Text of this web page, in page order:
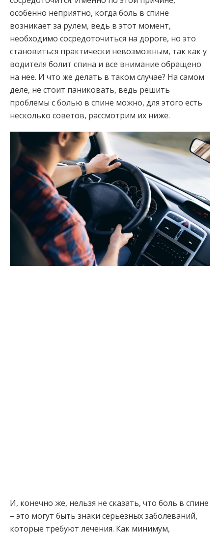
особенно неприятно, когда боль в спине
возникает за рулем, ведь в этот момент,
необходимо сосредоточиться на дороге, но это
становиться практически невозможным, так как у
водителя болит спина и все внимание обращено
на нее. И что же делать в таком случае? На самом
деле, не стоит паниковать, ведь решить
проблемы с болью в спине можно, для этого есть
несколько советов, рассмотрим их ниже.
И, конечно же, нельзя не сказать, что боль в спине
– это могут быть знаки серьезных заболеваний,
которые требуют лечения. Как минимум,